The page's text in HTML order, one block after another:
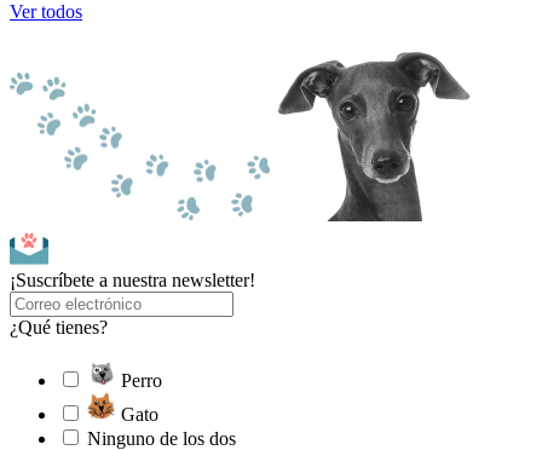
Ver todos
¡Suscríbete a nuestra newsletter!
¿Qué tienes?
Perro
Gato
Ninguno de los dos